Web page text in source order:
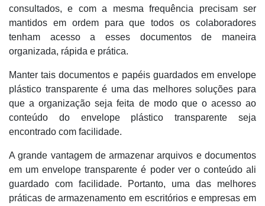
consultados, e com a mesma frequência precisam ser
mantidos em ordem para que todos os colaboradores
tenham acesso a esses documentos de maneira
organizada, rápida e prática.
Manter tais documentos e papéis guardados em envelope
plástico transparente é uma das melhores soluções para
que a organização seja feita de modo que o acesso ao
conteúdo do envelope plástico transparente seja
encontrado com facilidade.
A grande vantagem de armazenar arquivos e documentos
em um envelope transparente é poder ver o conteúdo ali
guardado com facilidade. Portanto, uma das melhores
práticas de armazenamento em escritórios e empresas em